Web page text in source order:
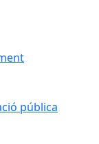
pública